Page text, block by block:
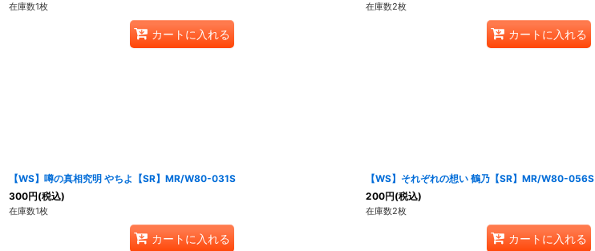
在庫数1枚
カートに入れる
在庫数2枚
カートに入れる
【WS】噂の真相究明 やちよ【SR】MR/W80-031S
300円(税込)
在庫数1枚
カートに入れる
【WS】それぞれの想い 鶴乃【SR】MR/W80-056S
200円(税込)
在庫数2枚
カートに入れる